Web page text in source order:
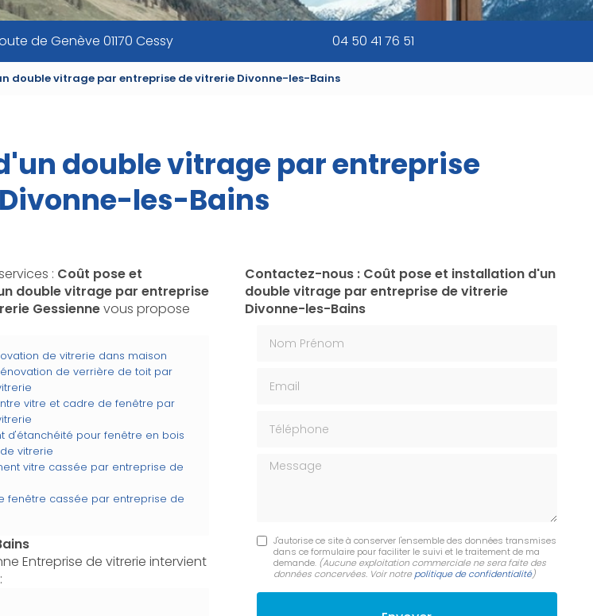
de Genève 01170 Cessy 04 50 41 76 51
double vitrage par entreprise de vitrerie Divonne-les-Bains
double vitrage par entreprise
les-Bains
: Coût pose et
double vitrage par entreprise
Gessiennevous propose
de vitrerie dans maison
de verrière de toit par
vitre et cadre de fenêtre par
d'étanchéité pour fenêtre en bois
vitrerie
vitre cassée par entreprise de
fenêtre cassée par entreprise de
Entreprise de vitrerie intervient
Contactez-nous : Coût pose et installation d'un
double vitrage par entreprise de vitrerie
Divonne-les-Bains
Message
J'autorise ce site à conserver l'ensemble des données transmises
dans ce formulaire pour faciliter le suivi et le traitement de ma
demande. (Aucune exploitation commerciale ne sera faite des
données concervées. Voir notrepolitique de confidentialité)